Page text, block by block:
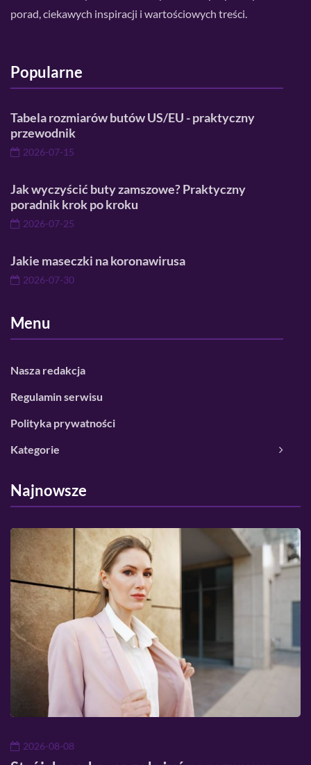
porad, ciekawych inspiracji i wartościowych treści.
Popularne
Tabela rozmiarów butów US/EU - praktyczny
przewodnik
2026-07-15
Jak wyczyścić buty zamszowe? Praktyczny
poradnik krok po kroku
2026-07-25
Jakie maseczki na koronawirusa
2026-07-30
Menu
Nasza redakcja
Regulamin serwisu
Polityka prywatności
Kategorie
Najnowsze
2026-08-08